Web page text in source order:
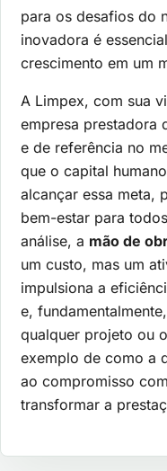
para os desafios do
inovadora é
crescimento em um
A Limpex, com sua
empresa prestadora
e de referência no
que o capital
alcançar essa meta,
bem-estar para
análise, a mão de
um custo, mas um
impulsiona a
e,
qualquer projeto ou
exemplo de como a
ao compromisso
transformar a